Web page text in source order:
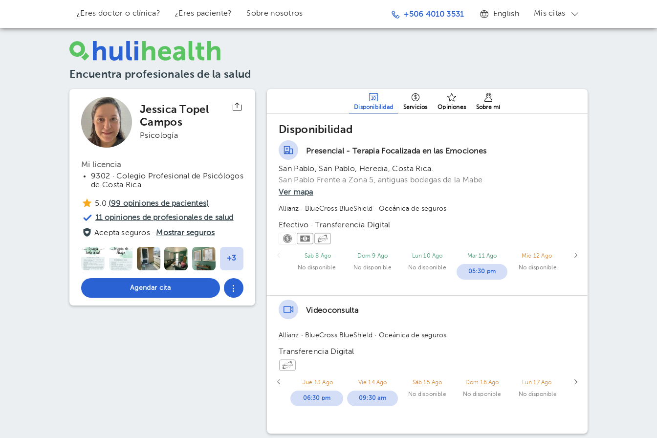
¿Eres doctor o clínica? ¿Eres paciente? Sobre nosotros +506 4010 3531 English Mis citas
Encuentra profesionales de la salud
Jessica Topel
Campos
Psicología
Mi licencia
9302 · Colegio Profesional de Psicólogos
de Costa Rica
5.0 (99 opiniones de pacientes)
11 opiniones de profesionales de salud
Acepta seguros · Mostrar seguros
Agendar cita
Disponibilidad Servicios Opiniones Sobre mí
Disponibilidad
Presencial - Terapia Focalizada en las Emociones
San Pablo, San Pablo, Heredia, Costa Rica.
San Pablo Frente a Zona 5, antiguas bodegas de la Mabe
Ver mapa
Allianz · BlueCross BlueShield · Oceánica de seguros
Efectivo · Transferencia Digital
Sáb 8 Ago
No disponible
Dom 9 Ago
No disponible
Lun 10 Ago
No disponible
Mar 11 Ago
05:30 pm
Mié 12 Ago
No disponible
Videoconsulta
Allianz · BlueCross BlueShield · Oceánica de seguros
Transferencia Digital
Jue 13 Ago
06:30 pm
Vie 14 Ago
09:30 am
Sáb 15 Ago
No disponible
Dom 16 Ago
No disponible
Lun 17 Ago
No disponible